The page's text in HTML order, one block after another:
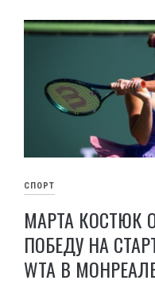
СПОРТ
МАРТА КОСТЮК
ПОБЕДУ НА
WTA В